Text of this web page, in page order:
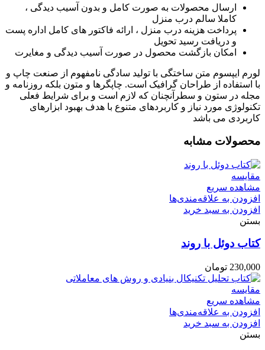
ارسال محصولات به صورت کامل و بدون آسیب دیدگی ،
کاملا سالم درب منزل
پرداخت هزینه درب منزل ، ارائه فاکتور های کامل اداره پست
و دریافت رسید تحویل
امکان بازگشت محصول در صورت آسیب دیدگی و مغایرت
لورم ایپسوم متن ساختگی با تولید سادگی نامفهوم از صنعت چاپ و
با استفاده از طراحان گرافیک است. چاپگرها و متون بلکه روزنامه و
مجله در ستون و سطرآنچنان که لازم است و برای شرایط فعلی
تکنولوژی مورد نیاز و کاربردهای متنوع با هدف بهبود ابزارهای
کاربردی می باشد
محصولات مشابه
مقایسه
مشاهده سریع
افزودن به علاقه‌مندی‌ها
افزودن به سبد خرید
بستن
کتاب دوئل با روند
230,000 تومان
مقایسه
مشاهده سریع
افزودن به علاقه‌مندی‌ها
افزودن به سبد خرید
بستن